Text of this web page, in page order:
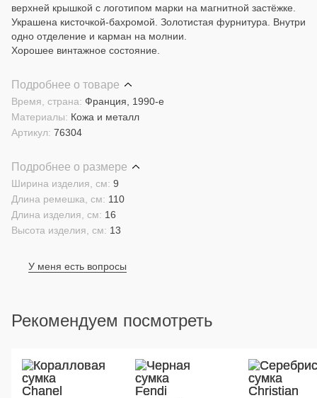
верхней крышкой с логотипом марки на магнитной застёжке.
Украшена кисточкой-бахромой. Золотистая фурнитура. Внутри
одно отделение и карман на молнии.
Хорошее винтажное состояние.
Подробнее о товаре
Материалы: Кожа и металл
Время, страна: Франция, 1990-е
Артикул: 76304
Подробнее о размере
Высота изделия, см: 13
Длина изделия, см: 16
Длина ремешка, см: 110
Ширина изделия, см: 9
У меня есть вопросы
Рекомендуем посмотреть